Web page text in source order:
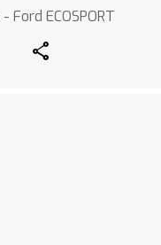
- Ford ECOSPORT
Share